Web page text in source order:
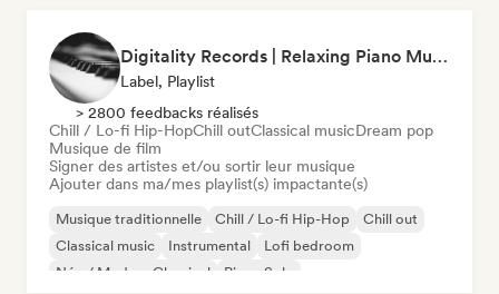
Digitality Records | Relaxing Piano Music
Label, Playlist
> 2800 feedbacks réalisés
Chill / Lo-fi Hip-HopChill outClassical musicDream pop
Musique de film
Signer des artistes et/ou sortir leur musique
Ajouter dans ma/mes playlist(s) impactante(s)
Musique traditionnelle Chill / Lo-fi Hip-Hop
Chill out
Classical music
Instrumental
Lofi bedroom
Néo / Modern Classical
Piano Solo